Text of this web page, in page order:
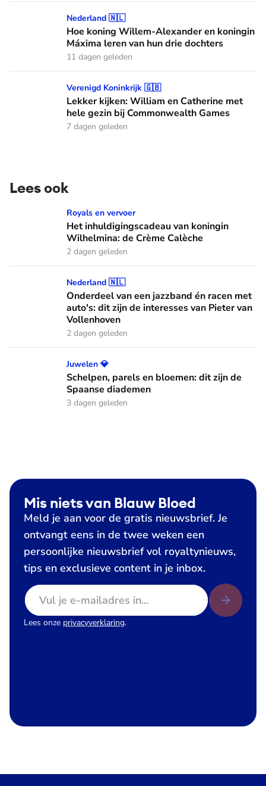
Hoe koning Willem-Alexander en koningin Máxima leren
Nederland 🇳🇱
Hoe koning Willem-Alexander en koningin
Máxima leren van hun drie dochters
11 dagen geleden
Lekker kijken: William en Catherine met hele gezin bij
Verenigd Koninkrijk 🇬🇧
Lekker kijken: William en Catherine met
hele gezin bij Commonwealth Games
7 dagen geleden
Lees ook
Het inhuldigingscadeau van koningin Wilhelmina: de
Royals en vervoer
Het inhuldigingscadeau van koningin
Wilhelmina: de Crème Calèche
2 dagen geleden
Onderdeel van een jazzband én racen met auto's: dit zijn
Nederland 🇳🇱
Onderdeel van een jazzband én racen met
auto's: dit zijn de interesses van Pieter van
Vollenhoven
2 dagen geleden
Schelpen, parels en bloemen: dit zijn de Spaanse diademen
Juwelen 💎
Schelpen, parels en bloemen: dit zijn de
Spaanse diademen
3 dagen geleden
Mis niets van Blauw Bloed
Meld je aan voor de gratis nieuwsbrief. Je
ontvangt eens in de twee weken een
persoonlijke nieuwsbrief vol royaltynieuws,
tips en exclusieve content in je inbox.
E-mailadres
Lees onze privacyverklaring.